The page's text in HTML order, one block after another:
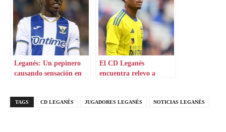
Leganés: Un pepinero
causando sensación en
El CD Leganés
encuentra relevo a
TAGS CD LEGANÉS JUGADORES LEGANÉS NOTICIAS LEGANÉS